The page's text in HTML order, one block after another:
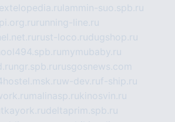
extelopedia.ru lammin-suo.spb.ru
running-line.ru
rust-loco.rudugshop.ru
mymubaby.ru
ngr.spb.ru rusgosnews.com
w-dev.ruf-ship.ru
malinasp.rukinosvin.ru
deltaprim.spb.ru